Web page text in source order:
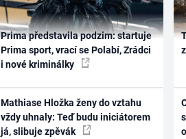
Prima představila podzim: startuje
Prima sport, vrací se Polabí, Zrádci
i nové kriminálky
Mathiase Hložka ženy do vztahu
vždy uhnaly: Teď budu iniciátorem
já, slibuje zpěvák